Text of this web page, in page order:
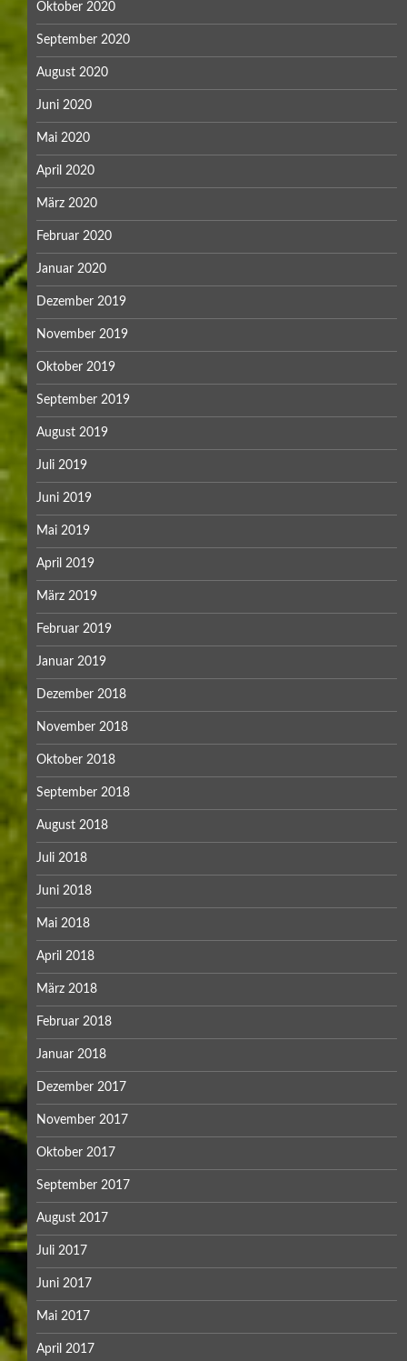
Oktober 2020
September 2020
August 2020
Juni 2020
Mai 2020
April 2020
März 2020
Februar 2020
Januar 2020
Dezember 2019
November 2019
Oktober 2019
September 2019
August 2019
Juli 2019
Juni 2019
Mai 2019
April 2019
März 2019
Februar 2019
Januar 2019
Dezember 2018
November 2018
Oktober 2018
September 2018
August 2018
Juli 2018
Juni 2018
Mai 2018
April 2018
März 2018
Februar 2018
Januar 2018
Dezember 2017
November 2017
Oktober 2017
September 2017
August 2017
Juli 2017
Juni 2017
Mai 2017
April 2017